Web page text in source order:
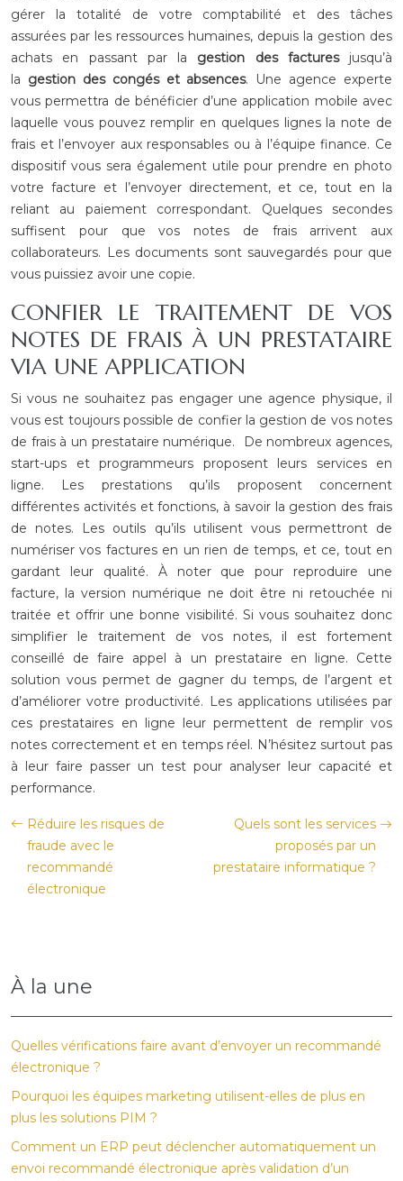
gérer la totalité de votre comptabilité et des tâches
assurées par les ressources humaines, depuis la gestion des
achats en passant par la gestion des facturesjusqu’à
la gestion des congés et absences. Une agence experte
vous permettra de bénéficier d’une application mobile avec
laquelle vous pouvez remplir en quelques lignes la note de
frais et l’envoyer aux responsables ou à l’équipe finance. Ce
dispositif vous sera également utile pour prendre en photo
votre facture et l’envoyer directement, et ce, tout en la
reliant au paiement correspondant. Quelques secondes
suffisent pour que vos notes de frais arrivent aux
collaborateurs. Les documents sont sauvegardés pour que
vous puissiez avoir une copie.
CONFIER LE TRAITEMENT DE VOS
NOTES DE FRAIS À UN PRESTATAIRE
VIA UNE APPLICATION
Si vous ne souhaitez pas engager une agence physique, il
vous est toujours possible de confier la gestion de vos notes
de frais à un prestataire numérique. De nombreux agences,
start-ups et programmeurs proposent leurs services en
ligne. Les prestations qu’ils proposent concernent
différentes activités et fonctions, à savoir la gestion des frais
de notes. Les outils qu’ils utilisent vous permettront de
numériser vos factures en un rien de temps, et ce, tout en
gardant leur qualité. À noter que pour reproduire une
facture, la version numérique ne doit être ni retouchée ni
traitée et offrir une bonne visibilité. Si vous souhaitez donc
simplifier le traitement de vos notes, il est fortement
conseillé de faire appel à un prestataire en ligne. Cette
solution vous permet de gagner du temps, de l’argent et
d’améliorer votre productivité. Les applications utilisées par
ces prestataires en ligne leur permettent de remplir vos
notes correctement et en temps réel. N’hésitez surtout pas
à leur faire passer un test pour analyser leur capacité et
performance.
Réduire les risques de
fraude avec le
recommandé
électronique
Quels sont les services
proposés par un
prestataire informatique ?
À la une
Quelles vérifications faire avant d’envoyer un recommandé
électronique ?
Pourquoi les équipes marketing utilisent-elles de plus en
plus les solutions PIM ?
Comment un ERP peut déclencher automatiquement un
envoi recommandé électronique après validation d’un